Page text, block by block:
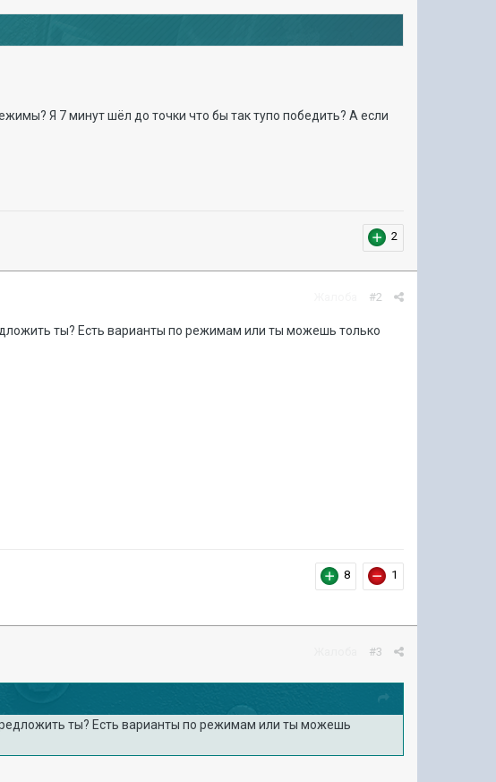
Я 7 минут шёл до точки что бы так тупо победить? А если
2
#2
ты? Есть варианты по режимам или ты можешь только
8 1
#3
ты? Есть варианты по режимам или ты можешь